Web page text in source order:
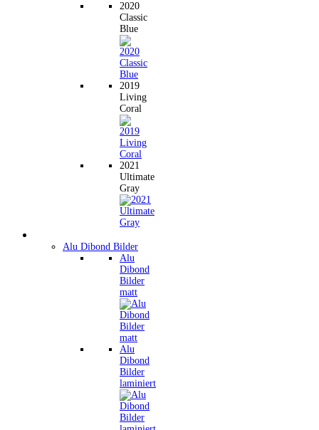
2020
Classic
Blue
2019
Living
Coral
2021
Ultimate
Gray
Alu Dibond Bilder
Alu
Dibond
Bilder
matt
Alu
Dibond
Bilder
laminiert